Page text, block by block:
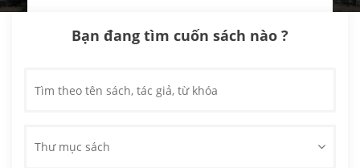
Bạn đang tìm cuốn sách nào ?
Thư mục sách